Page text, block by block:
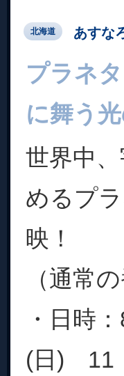
北海道 あすな
プラネ
に舞う光
世界中
めるプ
映！
（通常
・日時
(日) 11